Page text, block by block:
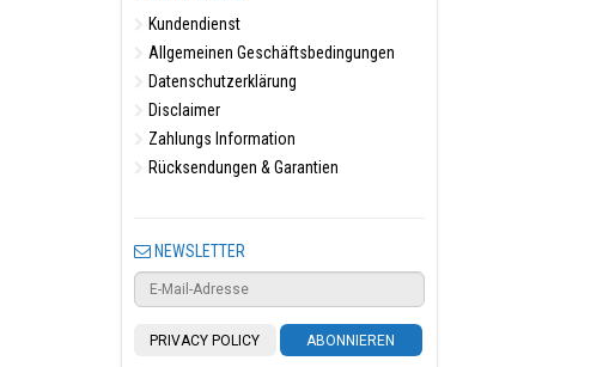
Kundendienst
Allgemeinen Geschäftsbedingungen
Datenschutzerklärung
Disclaimer
Zahlungs Information
Rücksendungen & Garantien
NEWSLETTER
PRIVACY POLICY ABONNIEREN